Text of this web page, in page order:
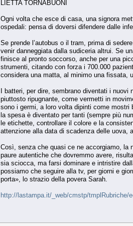
LIETTA TORNABUONI
Ogni volta che esce di casa, una signora
ospedali: pensa di doversi difendere dalle
Se prende l’autobus o il tram, prima di
venir danneggiata dalla sudiceria altrui. Se
finisce al pronto soccorso, anche per una
strumenti, citando con forza i 700.000
considera una matta, al minimo una fissata,
I batteri, per dire, sembrano diventati i
piuttosto ripugnante, come vermetti in
sono i germi, a loro volta dipinti come mostri
la spesa è diventato per tanti (sempre più
le etichette, controllare il colore e la
attenzione alla data di scadenza delle uova,
Così, senza che quasi ce ne accorgiamo, la
paure autentiche che dovremmo avere,
sia sciocca, ma farsi dominare e intristire
possiamo che seguire alla tv, per giorni e
porta», lo strazio della povera Sarah.
http://lastampa.it/_web/cmstp/tmplRubriche/